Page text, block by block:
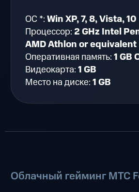
ОС *:Win XP, 7, 8, Vista, 10
Процессор: 2 GHz Intel
AMD Athlon or equivalent
Оперативная память:1 GB
Видеокарта:1 GB
Место на диске:1 GB
Облачный гейминг МТС